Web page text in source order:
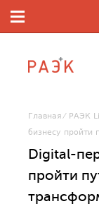
Главная РАЭК
бизнесу пройти
Digital-
пройти